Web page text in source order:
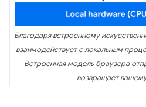
Благодаря встроенному
взаимодействует с локальным
Встроенная модель браузера
возвращает